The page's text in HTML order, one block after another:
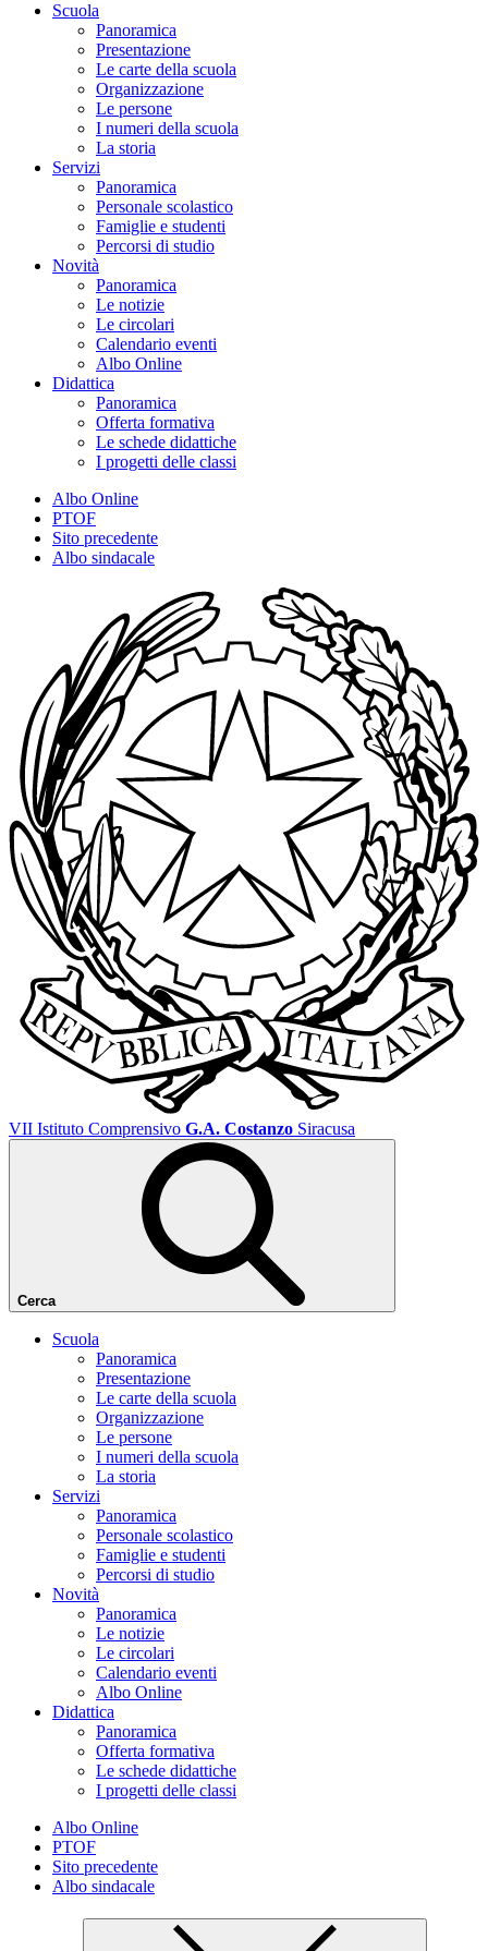
Scuola
Panoramica
Presentazione
Le carte della scuola
Organizzazione
Le persone
I numeri della scuola
La storia
Servizi
Panoramica
Personale scolastico
Famiglie e studenti
Percorsi di studio
Novità
Panoramica
Le notizie
Le circolari
Calendario eventi
Albo Online
Didattica
Panoramica
Offerta formativa
Le schede didattiche
I progetti delle classi
Albo Online
PTOF
Sito precedente
Albo sindacale
VII Istituto Comprensivo G.A. Costanzo Siracusa
Cerca
Scuola
Panoramica
Presentazione
Le carte della scuola
Organizzazione
Le persone
I numeri della scuola
La storia
Servizi
Panoramica
Personale scolastico
Famiglie e studenti
Percorsi di studio
Novità
Panoramica
Le notizie
Le circolari
Calendario eventi
Albo Online
Didattica
Panoramica
Offerta formativa
Le schede didattiche
I progetti delle classi
Albo Online
PTOF
Sito precedente
Albo sindacale